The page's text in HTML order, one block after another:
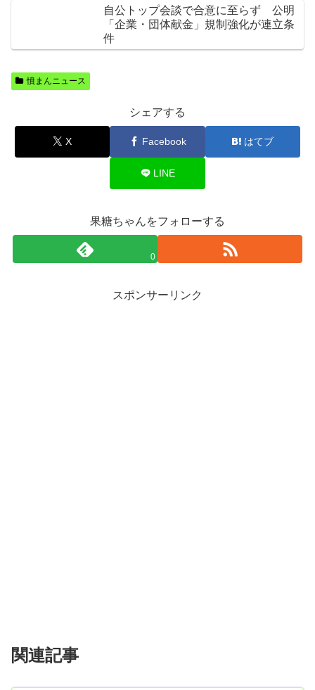
自公トップ会談で合意に至らず 公明
「企業・団体献金」規制強化が連立条
件
憤まんニュース
シェアする
X Facebook はてブ
LINE
果糖ちゃんをフォローする
0
スポンサーリンク
関連記事